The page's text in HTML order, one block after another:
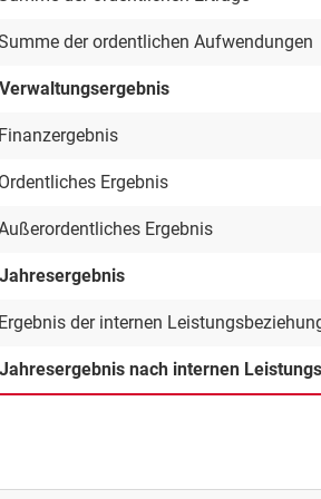
der ordentlichen Aufwendungen
Ergebnis
Ergebnis
der internen
nach internen